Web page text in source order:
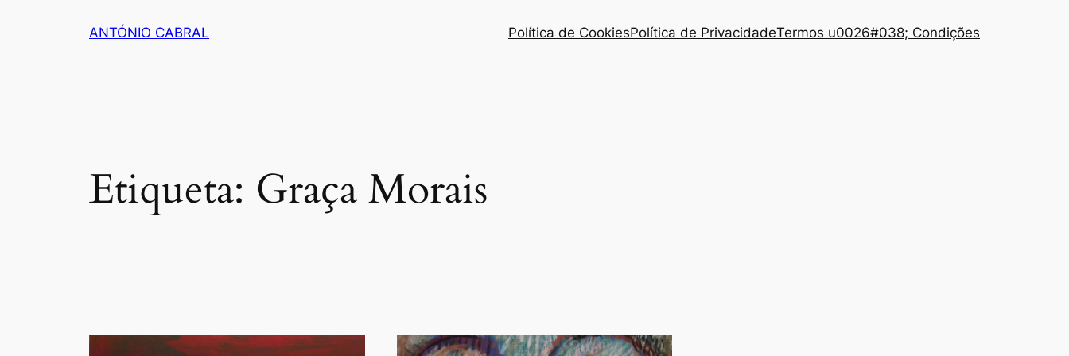
ANTÓNIO CABRAL Política de CookiesPolítica de PrivacidadeTermos u0026#038; Condições
Etiqueta: Graça Morais